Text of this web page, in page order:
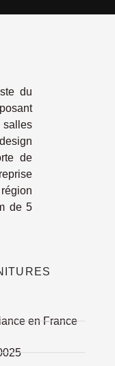
du
salles
de
de 5
en France